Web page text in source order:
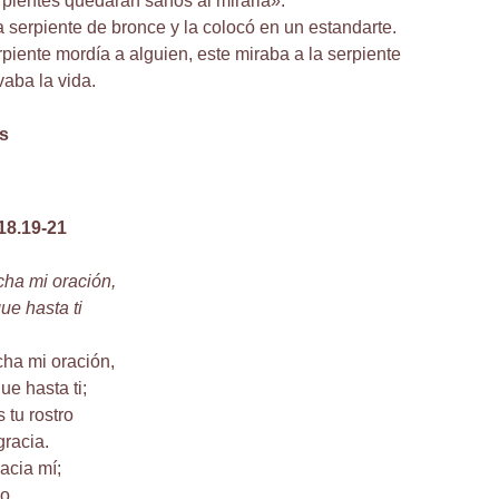
serpiente de bronce y la colocó en un estandarte.
mordía a alguien, este miraba a la serpiente
la vida.
21
mi oración,
hasta ti
mi oración,
hasta ti;
tu rostro
mí;